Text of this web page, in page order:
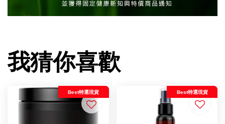
我猜你喜歡
Best特選現貨 Best特選現貨